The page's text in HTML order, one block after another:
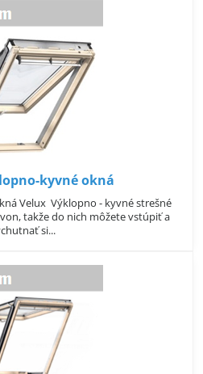
kyvné okná
Velux Výklopno - kyvné strešné
takže do nich môžete vstúpiť a
si...